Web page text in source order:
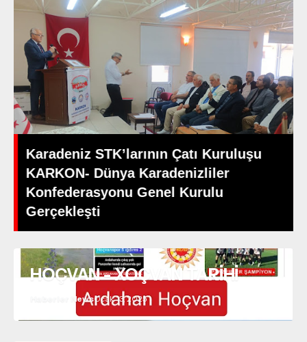
Karadeniz STK’larının Çatı Kuruluşu
KARKON- Dünya Karadenizliler
Konfederasyonu Genel Kurulu
Gerçekleşti
HOÇVAN - XOÇVAN TARİHİ
Haberler NewsOcak 13, 2025